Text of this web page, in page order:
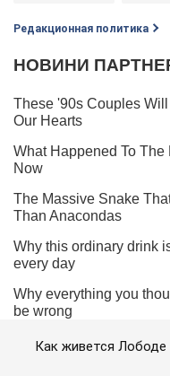
Редакционная политика